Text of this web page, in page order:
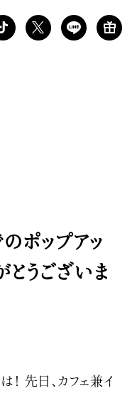
ポップアッ
とうございま
！ 先日、カフェ兼イ